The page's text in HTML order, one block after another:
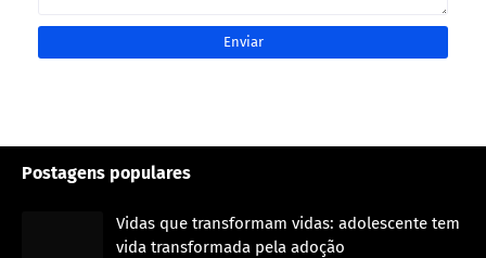
Postagens populares
Vidas que transformam vidas: adolescente tem
vida transformada pela adoção